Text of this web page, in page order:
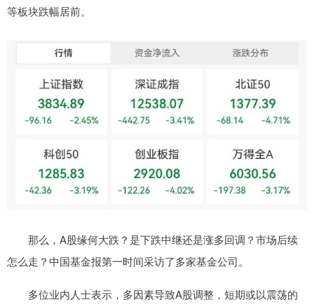
等板块跌幅居前。
那么，A股缘何大跌？是下跌中继还是涨多回调？市场后续
怎么走？中国基金报第一时间采访了多家基金公司。
多位业内人士表示，多因素导致A股调整，短期或以震荡的